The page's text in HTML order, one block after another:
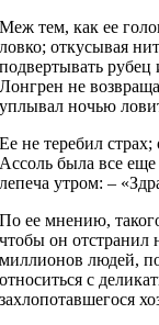
Меж тем, как ее
ловко; откусывая
подвертывать
Лонгрен не
уплывал ночью
Ее не теребил
Ассоль была все
лепеча утром: –
По ее мнению,
чтобы он отстранил
миллионов людей,
относиться с
захлопотавшегося